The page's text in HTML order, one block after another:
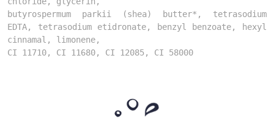
butyrospermum parkii (shea) butter*, tetrasodium
EDTA, tetrasodium etidronate, benzyl benzoate, hexyl
cinnamal, limonene,
CI 11710, CI 11680, CI 12085, CI 58000